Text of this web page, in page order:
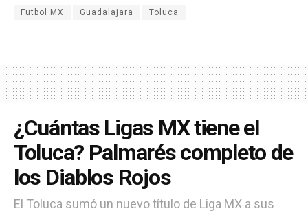
Futbol MX Guadalajara Toluca
¿Cuántas Ligas MX tiene el
Toluca? Palmarés completo de
los Diablos Rojos
El Toluca sumó un nuevo título de Liga MX a sus